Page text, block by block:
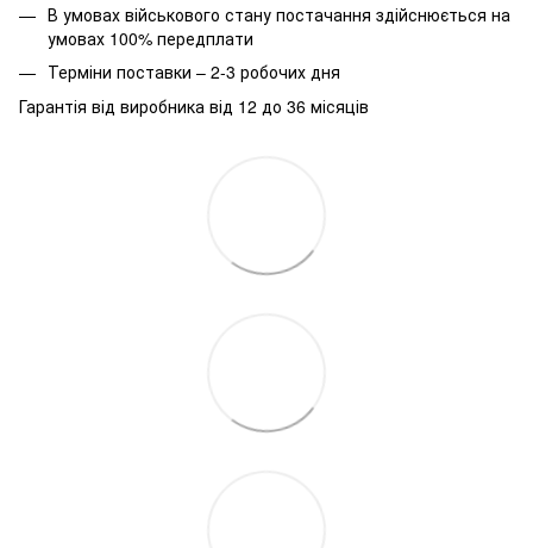
В умовах військового стану постачання здійснюється на
умовах 100% передплати
Терміни поставки – 2-3 робочих дня
Гарантія від виробника від 12 до 36 місяців